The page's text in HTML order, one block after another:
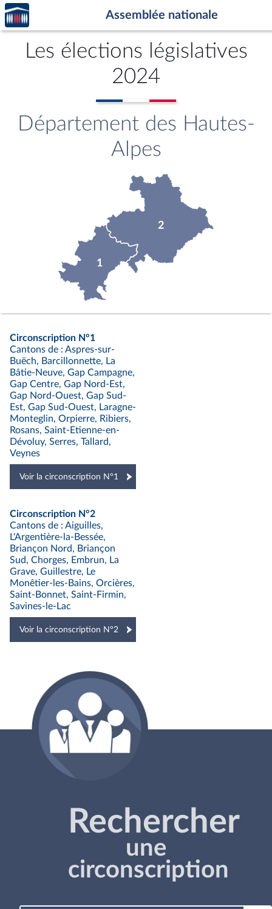
Aller au contenu
Aller en bas de la page
Accèder
à la
page
d'accueil
Assemblée nationale
Les élections législatives
2024
Département des Hautes-
Alpes
1
2
Circonscription N°1
Cantons de : Aspres-sur-
Buëch, Barcillonnette, La
Bâtie-Neuve, Gap Campagne,
Gap Centre, Gap Nord-Est,
Gap Nord-Ouest, Gap Sud-
Est, Gap Sud-Ouest, Laragne-
Monteglin, Orpierre, Ribiers,
Rosans, Saint-Etienne-en-
Dévoluy, Serres, Tallard,
Veynes
Voir la circonscription N°1
Circonscription N°2
Cantons de : Aiguilles,
L'Argentière-la-Bessée,
Briançon Nord, Briançon
Sud, Chorges, Embrun, La
Grave, Guillestre, Le
Monêtier-les-Bains, Orcières,
Saint-Bonnet, Saint-Firmin,
Savines-le-Lac
Voir la circonscription N°2
Rechercher
une
circonscription